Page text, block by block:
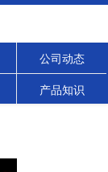
公司动态
产品知识